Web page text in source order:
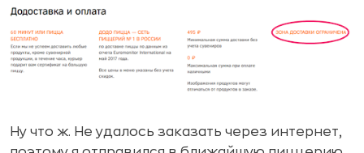
Ну что ж. Не удалось заказать через интернет,